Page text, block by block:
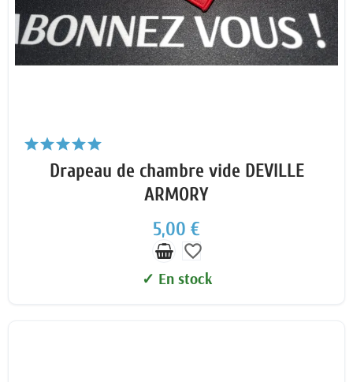
Drapeau de chambre vide DEVILLE
ARMORY
5,00 €
favorite_border
✓ En stock